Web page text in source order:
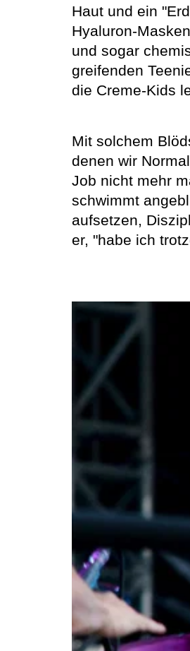
Haut und ein
Hyaluron-
und sogar
greifenden
die Creme-Kids
Mit solchem
denen wir
Job nicht mehr
schwimmt
aufsetzen,
er, "habe ich